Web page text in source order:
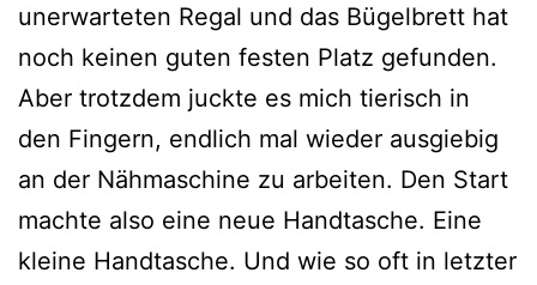
unerwarteten Regal und das Bügelbrett hat
noch keinen guten festen Platz gefunden.
Aber trotzdem juckte es mich tierisch in
den Fingern, endlich mal wieder ausgiebig
an der Nähmaschine zu arbeiten. Den Start
machte also eine neue Handtasche. Eine
kleine Handtasche. Und wie so oft in letzter